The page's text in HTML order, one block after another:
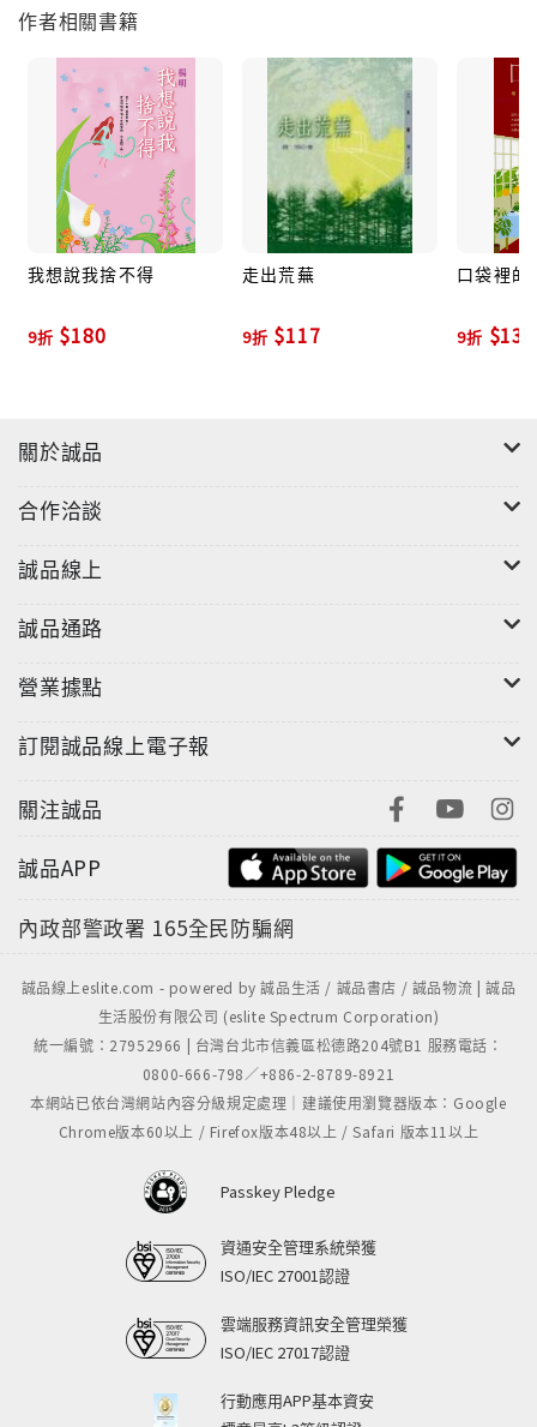
◎ 屈原的《楚辭》與奇幻文學有什麼共通性？
人世痛苦會避難到幻想境界，在〈離騷經〉〈遠遊〉和
〈關於九歌〉各章中，可以看到屈原如何糅合神話與瑰
麗的想像，藉以描繪縹緲又美好的天界和神靈，揮灑出
浪漫主義特色，就如同奇幻文學帶給讀者無限想像的空
間。
◎ 屈原「拈花惹草」又思念美人，有什麼用意？
屈原是譬喻的高手，〈離騷經〉裡他藉由佩戴和運用香
堅貞不移的志節；而在〈湘夫人〉和〈思美人〉中，以
上都可獲益。
超，文采華美
轉意遠離身邊小人，因此在〈惜誦〉和〈哀郢〉寫憂抱
怨細膩委婉，〈離騷經〉〈惜往日〉斥讒責奸悲憤嚴
厲，〈涉江〉〈懷沙〉〈漁父〉則剖心明志執著堅決，
輔以本書流暢易讀的語譯，讀者對「愛國詩人」屈原其
◎ 屈原因憂國憂民賦辭
及《詩經》、南方文化、神話等，完整呈現屈原創作的
一個愛寫作、愛旅行的女子。希望過著自在優閒的生
活，曾經擔任旅遊記者多年，以敘美景、嚐美食為主要
工作，其間陸續完成不少文學作品，曾以〈在季節中墜
落的綠葉〉獲「中央日報文學獎」。雖然從事現代文學
創作，但是對於中國古典文學亦未能忘情，且隨人生閱
歷增長，更覺出其中雋永意味。 曾任職於自由時報、中
央日報。東海大學中文系畢業，佛光大學文學碩士，四
川大學文學博士，著有小說集《我想說我捨不得》《愛
《一個人份的幸福》《春天的啤酒香》《向日葵海域》
書系推薦序 智慧的見證
作者相關書籍
我想說我捨不得
9折 $180
走出荒蕪
9折 $117
口袋裡的
9折 $135
關於誠品
合作洽談
誠品線上
誠品通路
營業據點
訂閱誠品線上電子報
關注誠品
誠品APP
內政部警政署 165全民防騙網
誠品線上eslite.com - powered by 誠品生活 / 誠品書店 / 誠品物流 | 誠品
生活股份有限公司 (eslite Spectrum Corporation)
統一編號：27952966 | 台灣台北市信義區松德路204號B1 服務電話：
0800-666-798／+886-2-8789-8921
本網站已依台灣網站內容分級規定處理｜建議使用瀏覽器版本：Google
Chrome版本60以上 / Firefox版本48以上 / Safari 版本11以上
Passkey Pledge
資通安全管理系統榮獲
ISO/IEC 27001認證
雲端服務資訊安全管理榮獲
ISO/IEC 27017認證
行動應用APP基本資安